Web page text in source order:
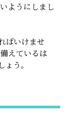
ようにしまし
ばいけませ
えているは
う。